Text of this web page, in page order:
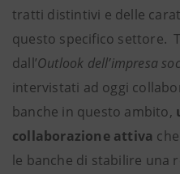
tratti distintivi e delle
questo specifico settore.
dall’Outlook dell’impresa
intervistati ad oggi
banche in questo ambito,
collaborazione attiva
le banche di stabilire una